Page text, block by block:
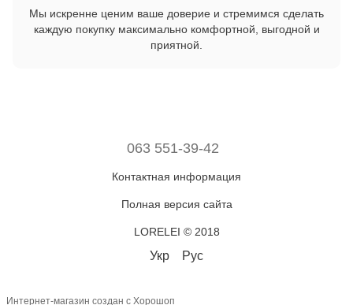
Мы искренне ценим ваше доверие и стремимся сделать
каждую покупку максимально комфортной, выгодной и
приятной.
063 551-39-42
Контактная информация
Полная версия сайта
LORELEI © 2018
Укр Рус
Интернет-магазин создан с Хорошоп